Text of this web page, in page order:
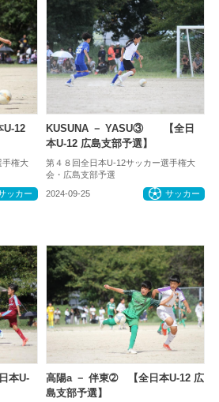
12
手権大
ッカー
KUSUNA － YASU③ 【全日
本U-12 広島支部予選】
第４８回全日本U-12サッカー選手権大
会・広島支部予選
2024-09-25 サッカー
本U-
高陽a － 伴東➁ 【全日本U-12 広
島支部予選】